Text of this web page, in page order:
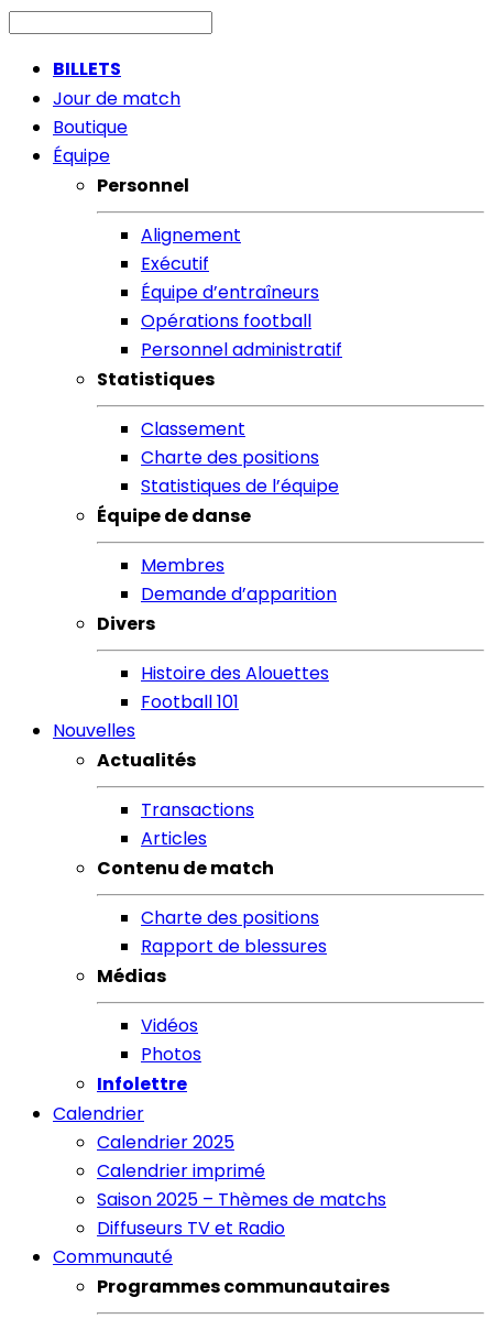
BILLETS
Jour de match
Boutique
Équipe
Personnel
Alignement
Exécutif
Équipe d’entraîneurs
Opérations football
Personnel administratif
Statistiques
Classement
Charte des positions
Statistiques de l’équipe
Équipe de danse
Membres
Demande d’apparition
Divers
Histoire des Alouettes
Football 101
Nouvelles
Actualités
Transactions
Articles
Contenu de match
Charte des positions
Rapport de blessures
Médias
Vidéos
Photos
Infolettre
Calendrier
Calendrier 2025
Calendrier imprimé
Saison 2025 – Thèmes de matchs
Diffuseurs TV et Radio
Communauté
Programmes communautaires